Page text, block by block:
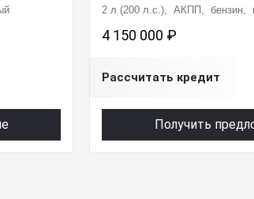
2 л (200 л.с.), АКПП, бензин,
4 150 000 ₽
Рассчитать кредит
Получить